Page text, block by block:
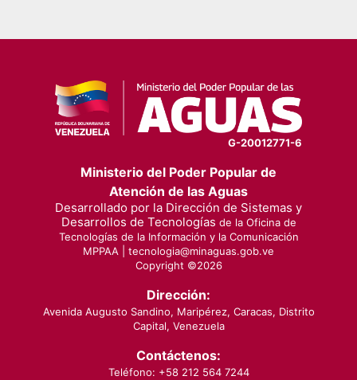
G-20012771-6
Ministerio del Poder Popular de
Atención de las Aguas
Desarrollado por la Dirección de Sistemas y
Desarrollos de Tecnologías de la Oficina de
Tecnologías de la Información y la Comunicación
MPPAA | tecnologia@minaguas.gob.ve
Copyright ©2026
Dirección:
Avenida Augusto Sandino, Maripérez, Caracas, Distrito
Capital, Venezuela
Contáctenos:
Teléfono: +58 212 564 7244